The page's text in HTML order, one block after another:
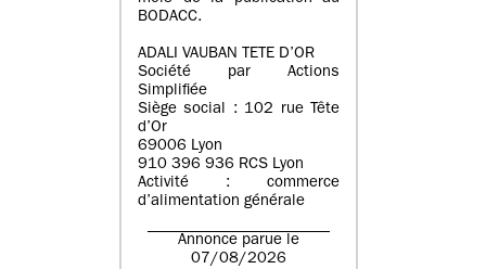
BODACC.
ADALI VAUBAN TETE D’OR
Société par Actions
Simplifiée
Siège social : 102 rue Tête
d’Or
69006 Lyon
910 396 936 RCS Lyon
Activité : commerce
d’alimentation générale
Annonce parue le
07/08/2026